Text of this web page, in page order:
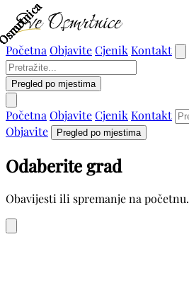
Početna ObjaviteCjenik Kontakt
Pregled po mjestima
Početna ObjaviteCjenik Kontakt
Objavite
Pregled po mjestima
Odaberite grad
Obavijesti ili spremanje na početnu.